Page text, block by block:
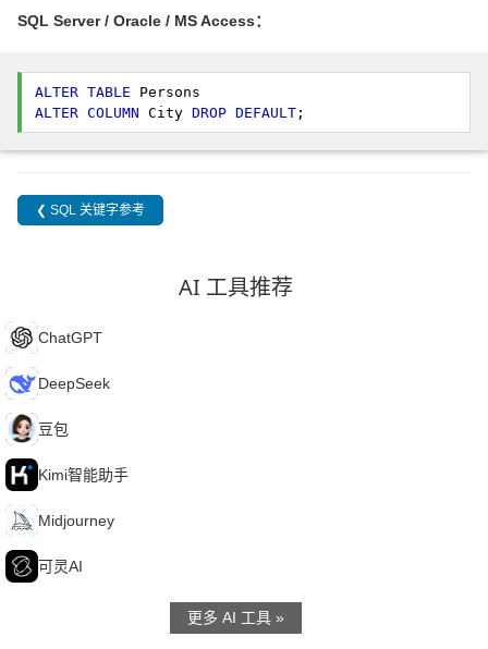
SQL Server / Oracle / MS Access：
ALTER TABLE
ALTER COLUMN City DROP DEFAULT ;
❮ SQL 关键字参考
AI 工具推荐
C ChatGPT
D DeepSeek
豆 豆包
K Kimi智能助手
M Midjourney
可 可灵AI
更多 AI 工具 »